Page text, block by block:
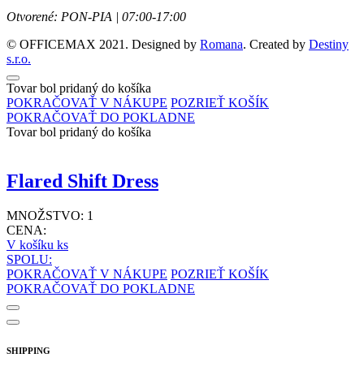
Otvorené: PON-PIA | 07:00-17:00
© OFFICEMAX 2021. Designed by Romana. Created by Destiny
s.r.o.
Tovar bol pridaný do košíka
POKRAČOVAŤ V NÁKUPE POZRIEŤ KOŠÍK
POKRAČOVAŤ DO POKLADNE
Tovar bol pridaný do košíka
Flared Shift Dress
MNOŽSTVO: 1
CENA:
V košíku ks
SPOLU:
POKRAČOVAŤ V NÁKUPE POZRIEŤ KOŠÍK
POKRAČOVAŤ DO POKLADNE
SHIPPING